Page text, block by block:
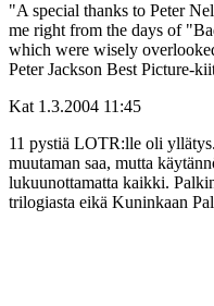
"A special thanks to Peter
me right from the days of
which were wisely
Peter Jackson Best Picture-
Kat 1.3.2004 11:45
11 pystiä LOTR:lle oli
muutaman saa, mutta
lukuunottamatta kaikki.
trilogiasta eikä Kuninkaan